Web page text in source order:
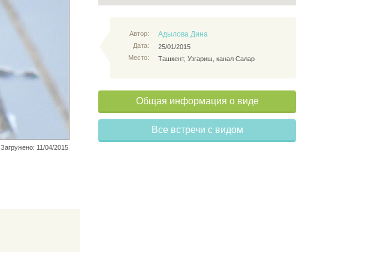
Загружено: 11/04/2015
Автор:
Дата:
Место:
Адылова Дина
25/01/2015
Ташкент, Узгариш, канал Салар
Общая информация о виде
Все встречи с видом